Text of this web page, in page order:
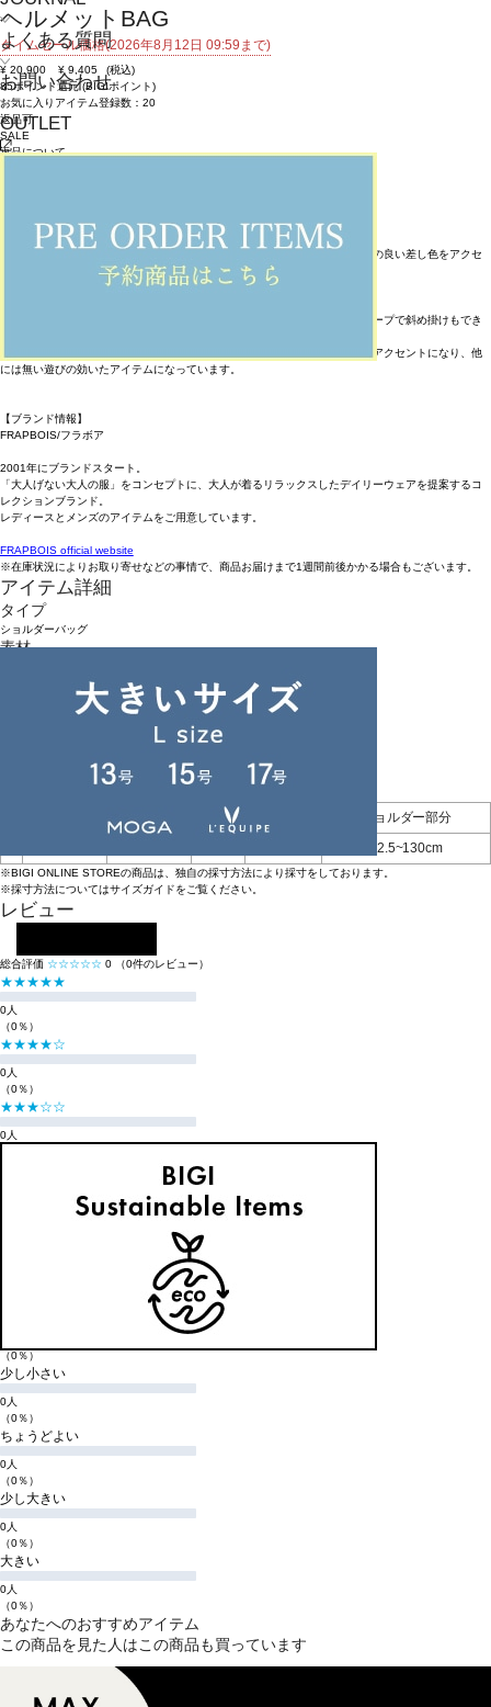
よくある質問
お問い合わせ
OUTLET
ヘルメットBAG
タイムセール価格(2026年8月12日 09:59まで)
¥ 20,900 ¥ 9,405
(税込)
85ポイント還元 (BIGIポイント)
お気に入りアイテム登録数： 20
返品可
SALE
返品について
【素材】
程よい光沢感としっかりとした丈夫さが特徴の素材をベースに鮮やかで発色の良い差し色をアクセ
大きなポケットがインパクトを作っているショルダーバッグはショルダーテープで斜め掛けもでき
ミリタリーモチーフをベースとしたカラーにブランドらしい鮮やかな配色がアクセントになり、他
には無い遊びの効いたアイテムになっています。
【ブランド情報】
FRAPBOIS/フラボア
2001年にブランドスタート。
「大人げない大人の服」をコンセプトに、大人が着るリラックスしたデイリーウェアを提案するコ
レクションブランド。
レディースとメンズのアイテムをご用意しています。
FRAPBOIS official website
※在庫状況によりお取り寄せなどの事情で、商品お届けまで1週間前後かかる場合もございます。
アイテム詳細
タイプ
ショルダーバッグ
素材
お手入れについてはこちら
アイテムサイズ
マチ
ショルダー部分
82.5~130cm
※BIGI ONLINE STOREの商品は、独自の採寸方法により採寸をしております。
※採寸方法についてはサイズガイドをご覧ください。
レビュー
総合評価 ☆☆☆☆☆ 0 （0件のレビュー）
★★★★★
0人
（0％）
★★★★☆
0人
（0％）
★★★☆☆
0人
（0％）
少し小さい
0人
（0％）
ちょうどよい
0人
（0％）
少し大きい
0人
（0％）
大きい
0人
（0％）
あなたへのおすすめアイテム
この商品を見た人はこの商品も買っています